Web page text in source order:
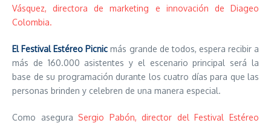
Vásquez, directora de marketing e innovación de Diageo
Colombia.
El Festival Estéreo Picnic más grande de todos, espera recibir a
más de 160.000 asistentes y el escenario principal será la
base de su programación durante los cuatro días para que las
personas brinden y celebren de una manera especial.
Como asegura Sergio Pabón, director del Festival Estéreo